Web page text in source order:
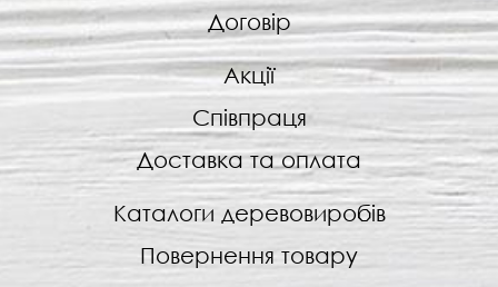
Договір
Акції
Співпраця
Доставка та оплата
Каталоги деревовиробів
Повернення товару